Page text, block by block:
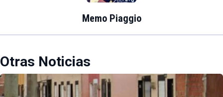
Memo Piaggio
Otras Noticias